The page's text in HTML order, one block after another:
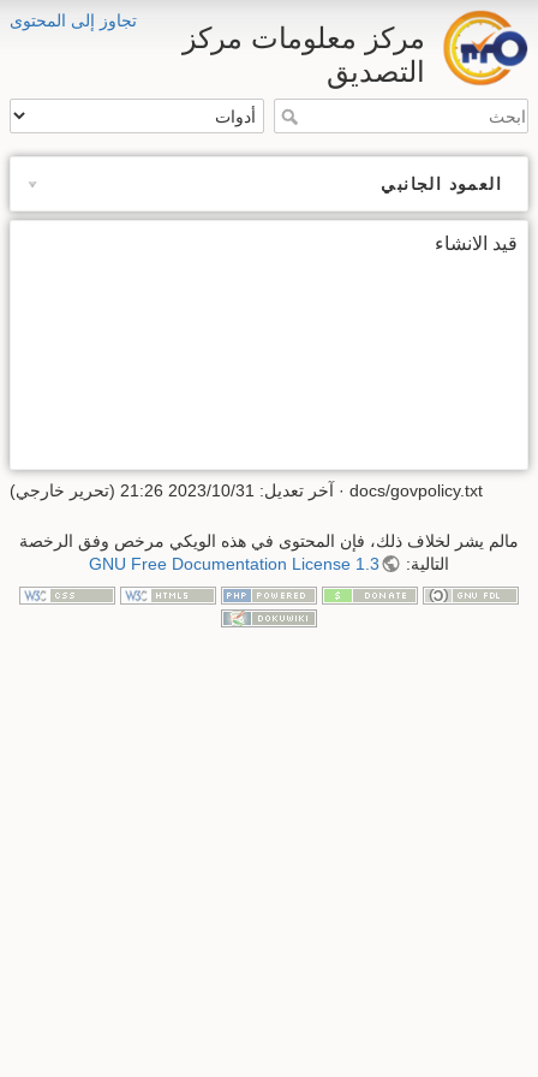
تجاوز إلى المحتوى
مركز معلومات مركز
التصديق
العمود الجانبي
قيد الانشاء
docs/govpolicy.txt · آخر تعديل: 2023/10/31 21:26 (تحرير خارجي)
مالم يشر لخلاف ذلك، فإن المحتوى في هذه الويكي مرخص وفق الرخصة
التالية:
GNU Free Documentation License 1.3